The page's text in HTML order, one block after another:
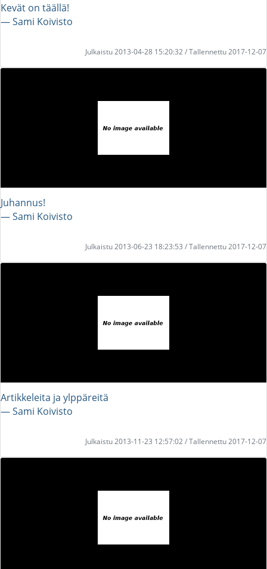
Kevät on täällä!
― Sami Koivisto
Julkaistu 2013-04-28 15:20:32 / Tallennettu 2017-12-07
Juhannus!
― Sami Koivisto
Julkaistu 2013-06-23 18:23:53 / Tallennettu 2017-12-07
Artikkeleita ja ylppäreitä
― Sami Koivisto
Julkaistu 2013-11-23 12:57:02 / Tallennettu 2017-12-07